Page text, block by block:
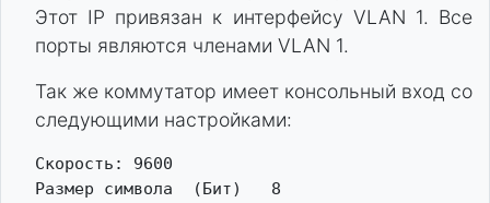
Этот IP привязан к интерфейсу VLAN 1. Все
порты являются членами VLAN 1.
Так же коммутатор имеет консольный вход со
следующими настройками:
Скорость: 9600
Размер символа  (Бит)	8